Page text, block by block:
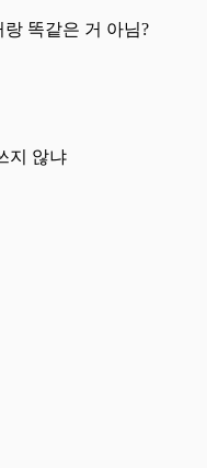
똑같은 거 아님?
지 않냐